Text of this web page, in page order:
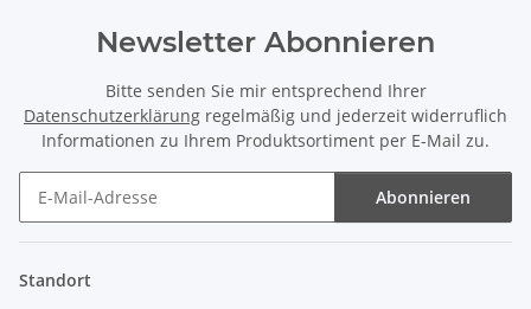
Newsletter Abonnieren
Bitte senden Sie mir entsprechend Ihrer
Datenschutzerklärung regelmäßig und jederzeit widerruflich
Informationen zu Ihrem Produktsortiment per E-Mail zu.
Abonnieren
Standort